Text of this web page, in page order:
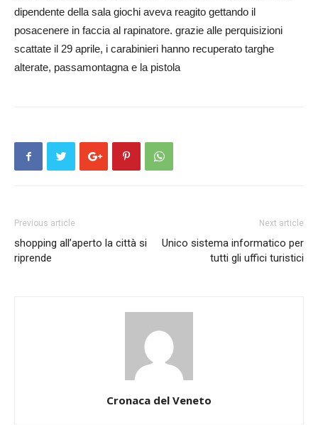
dipendente della sala giochi aveva reagito gettando il
posacenere in faccia al rapinatore. grazie alle perquisizioni
scattate il 29 aprile, i carabinieri hanno recuperato targhe
alterate, passamontagna e la pistola
Previous article
shopping all’aperto la città si
riprende
Next article
Unico sistema informatico per
tutti gli uffici turistici
Cronaca del Veneto